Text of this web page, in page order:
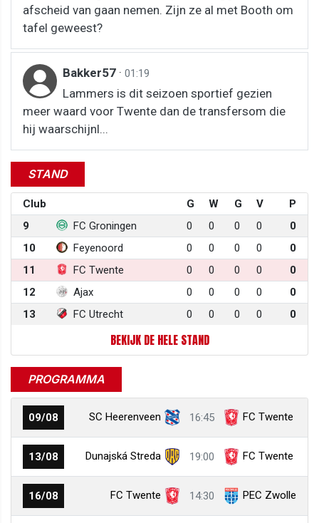
afscheid van gaan nemen. Zijn ze al met Booth om
tafel geweest?
Bakker57 · 01:19
Lammers is dit seizoen sportief gezien
meer waard voor Twente dan de transfersom die
hij waarschijnl...
STAND
Club G W G V
P
9
FC Groningen 0 0 0 0
0
10
Feyenoord 0 0 0 0
0
11
FC Twente 0 0 0 0
0
12
Ajax 0 0 0 0
0
13
FC Utrecht 0 0 0 0 0
BEKIJK DE HELE STAND
PROGRAMMA
09/08 SC Heerenveen 16:45 FC Twente
13/08 Dunajská Streda 19:00 FC Twente
16/08 FC Twente 14:30 PEC Zwolle